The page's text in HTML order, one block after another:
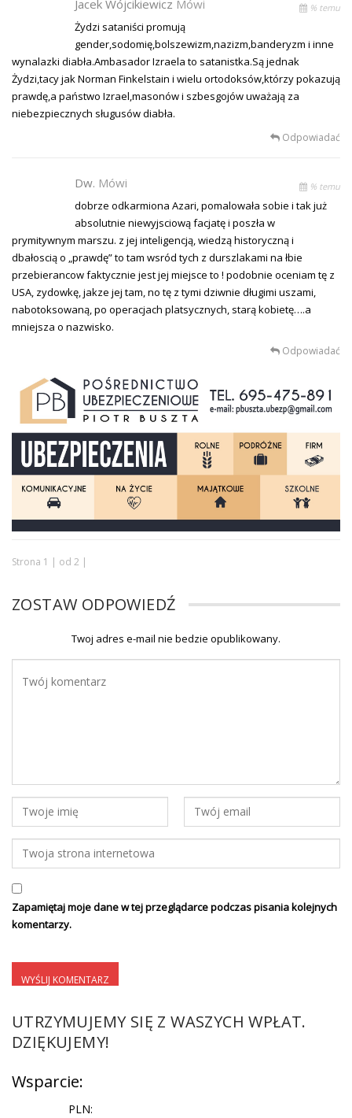
Jacek Wójcikiewicz Mówi % temu
Żydzi sataniści promują
gender,sodomię,bolszewizm,nazizm,banderyzm i inne
wynalazki diabła.Ambasador Izraela to satanistka.Są jednak
Żydzi,tacy jak Norman Finkelstain i wielu ortodoksów,którzy pokazują
prawdę,a państwo Izrael,masonów i szbesgojów uważają za
niebezpiecznych sługusów diabła.
Odpowiadać
Dw. Mówi % temu
dobrze odkarmiona Azari, pomalowała sobie i tak już
absolutnie niewyjsciową facjatę i poszła w
prymitywnym marszu. z jej inteligencją, wiedzą historyczną i
dbałoscią o „prawdę” to tam wsród tych z durszlakami na łbie
przebierancow faktycznie jest jej miejsce to ! podobnie oceniam tę z
USA, zydowkę, jakze jej tam, no tę z tymi dziwnie długimi uszami,
nabotoksowaną, po operacjach platsycznych, starą kobietę….a
mniejsza o nazwisko.
Odpowiadać
Strona 1 | od 2 |
ZOSTAW ODPOWIEDŹ
Twoj adres e-mail nie bedzie opublikowany.
Zapamiętaj moje dane w tej przeglądarce podczas pisania kolejnych
komentarzy.
UTRZYMUJEMY SIĘ Z WASZYCH WPŁAT.
DZIĘKUJEMY!
Wsparcie:
PLN: